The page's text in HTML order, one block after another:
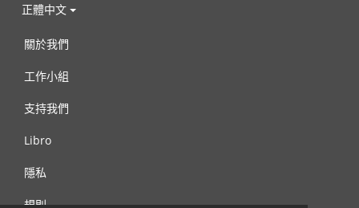
正體中文
關於我們
工作小組
支持我們
Libro
隱私
規則